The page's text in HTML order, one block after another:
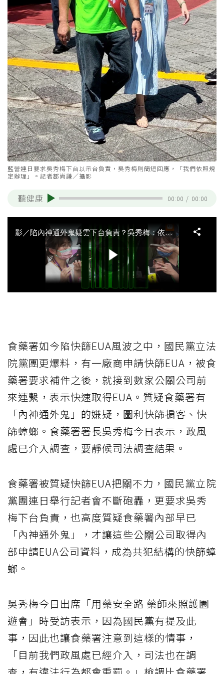
藍營連日要求吳秀梅下台以示台負責，吳秀梅則簡短回應，「我們依照規
定辦理」。記者鄒尚謙／攝影
聽健康 00:00 / 00:00
食藥署如今陷快篩EUA風波之中，國民黨立法
院黨團更爆料，有一廠商申請快篩EUA，被食
藥署要求補件之後，就接到數家公關公司前
來連繫，表示快速取得EUA。質疑食藥署有
「內神通外鬼」的嫌疑，圖利快篩掮客、快
篩蟑螂。食藥署署長吳秀梅今日表示，政風
處已介入調查，要靜候司法調查結果。
食藥署被質疑快篩EUA把關不力，國民黨立院
黨團連日舉行記者會不斷砲轟，更要求吳秀
梅下台負責，也高度質疑食藥署內部早已
「內神通外鬼」，才讓這些公關公司取得內
部申請EUA公司資料，成為共犯結構的快篩蟑
螂。
吳秀梅今日出席「用藥安全路 藥師來照護園
遊會」時受訪表示，因為國民黨有提及此
事，因此也讓食藥署注意到這樣的情事，
「目前我們政風處已經介入，司法也在調